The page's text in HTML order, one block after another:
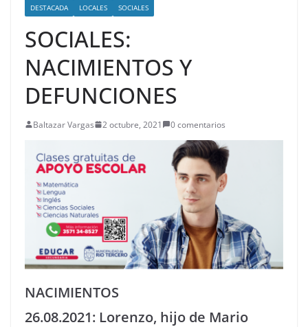
DESTACADA LOCALES SOCIALES
SOCIALES:
NACIMIENTOS Y
DEFUNCIONES
Baltazar Vargas 2 octubre, 2021 0 comentarios
NACIMIENTOS
26.08.2021: Lorenzo, hijo de Mario